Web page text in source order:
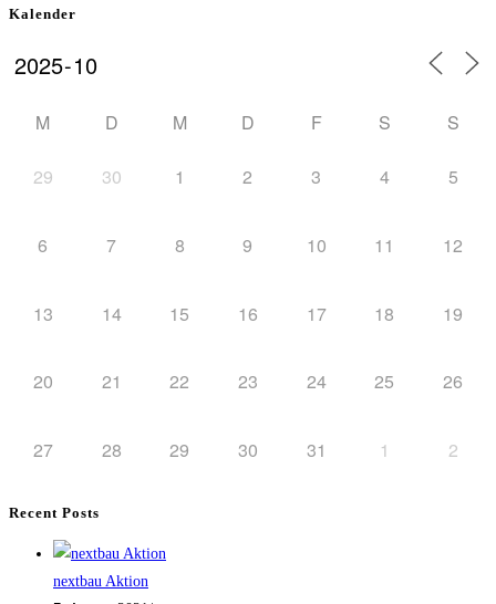
Kalender
M D M D F S S
29 30 1 2 3 4 5
6 7 8 9 10 11 12
13 14 15 16 17 18 19
20 21 22 23 24 25 26
27 28 29 30 31 1 2
Recent Posts
nextbau Aktion